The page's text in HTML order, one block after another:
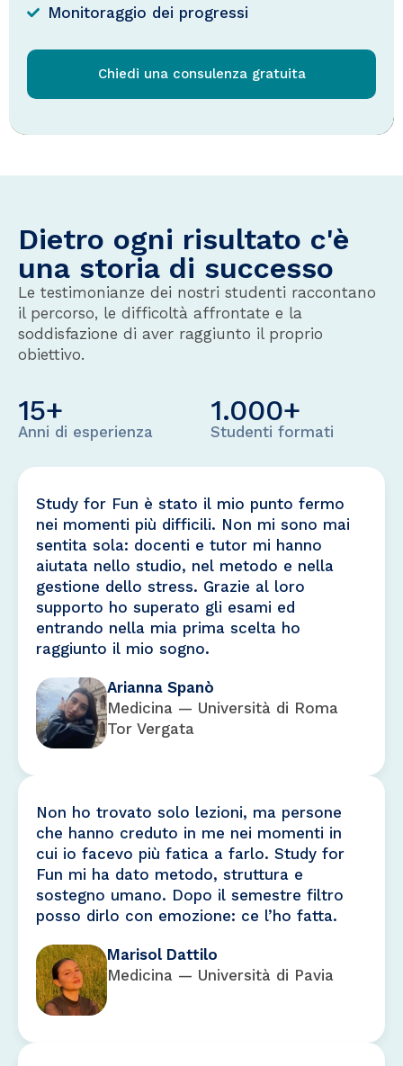
Monitoraggio dei progressi
Chiedi una consulenza gratuita
Dietro ogni risultato c'è
una storia di successo
Le testimonianze dei nostri studenti raccontano
il percorso, le difficoltà affrontate e la
soddisfazione di aver raggiunto il proprio
obiettivo.
Anni di esperienza
15+
Studenti formati
1.000+
Study for Fun è stato il mio punto fermo
nei momenti più difficili. Non mi sono mai
sentita sola: docenti e tutor mi hanno
aiutata nello studio, nel metodo e nella
gestione dello stress. Grazie al loro
supporto ho superato gli esami ed
entrando nella mia prima scelta ho
raggiunto il mio sogno.
Arianna Spanò
Medicina — Università di Roma
Tor Vergata
Non ho trovato solo lezioni, ma persone
che hanno creduto in me nei momenti in
cui io facevo più fatica a farlo. Study for
Fun mi ha dato metodo, struttura e
sostegno umano. Dopo il semestre filtro
posso dirlo con emozione: ce l’ho fatta.
Marisol Dattilo
Medicina — Università di Pavia